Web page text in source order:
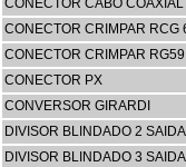
CONECTOR CABO
CONECTOR CRIMPAR RCG
CONECTOR CRIMPAR RG59
CONECTOR PX
CONVERSOR GIRARDI
DIVISOR BLINDADO 2
DIVISOR BLINDADO 3